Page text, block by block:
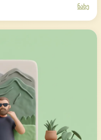
ნახე